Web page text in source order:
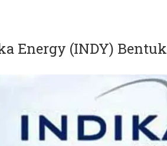
Energy (INDY) Bentuk